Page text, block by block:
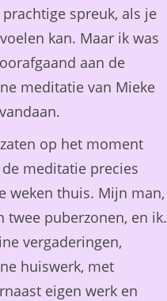
prachtige spreuk, als je
kan. Maar ik was
aan de
meditatie van Mieke
op het moment
meditatie precies
weken thuis. Mijn man,
twee puberzonen, en ik.
vergaderingen,
huiswerk, met
eigen werk en